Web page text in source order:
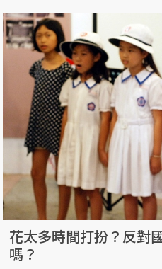
花太多時間打扮？反對
嗎？